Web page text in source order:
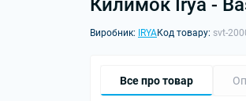
Килимок Irya -
Виробник: IRYAКод товару: svt-
Все про товар